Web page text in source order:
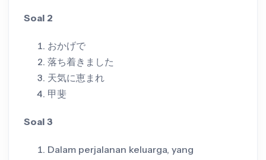
Soal 2
おかげで
落ち着きました
天気に恵まれ
甲斐
Soal 3
Dalam perjalanan keluarga, yang